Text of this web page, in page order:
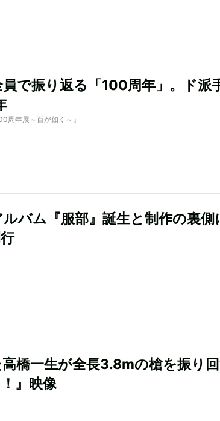
で振り返る「100周年」。ド派
周年展～百が如く～』
バム『服部』誕生と制作の裏側
橋一生が全長3.8mの槍を振り
』映像